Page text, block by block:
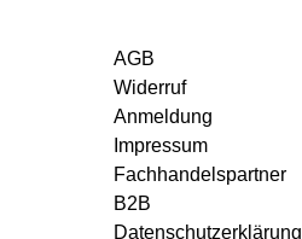
AGB
Widerruf
Anmeldung
Impressum
Fachhandelspartner
B2B
Datenschutzerklärung